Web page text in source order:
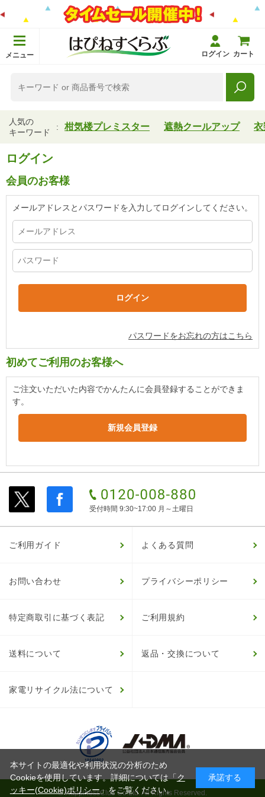
メニュー ログイン カート
人気の
キーワード
柑気楼プレミスター 遮熱クールアップ 衣
ログイン
会員のお客様
メールアドレスとパスワードを入力してログインしてください。
パスワードをお忘れの方はこちら
初めてご利用のお客様へ
ご注文いただいた内容でかんたんに会員登録することができま
す。
受付時間 9:30~17:00 月～土曜日
ご利用ガイド よくある質問
お問い合わせ プライバシーポリシー
特定商取引に基づく表記 ご利用規約
送料について 返品・交換について
家電リサイクル法について
© HappinessClub Co.Ltd. All Rights Reserved.
本サイトの最適化や利用状況の分析のため
Cookieを使用しています。詳細については「ク
ッキー(Cookie)ポリシー」をご覧ください。
承諾する